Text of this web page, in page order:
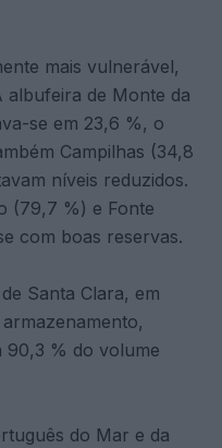
mais vulnerável,
albufeira de Monte da
se em 23,6 %, o
Campilhas (34,8
níveis reduzidos.
(79,7 %) e Fonte
com boas reservas.
Santa Clara, em
90,3 % do volume
do Mar e da